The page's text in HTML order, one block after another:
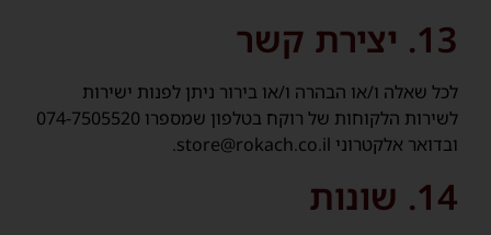
13. יצירת קשר
לכל שאלה ו/או הבהרה ו/או בירור ניתן לפנות ישירות
לשירות הלקוחות של רוקח בטלפון שמספרו 074-7505520
ובדואר אלקטרוני store@rokach.co.il.
14. שונות